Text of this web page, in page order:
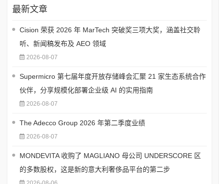
最新文章
Cision 荣获 2026 年 MarTech 突破奖三项大奖，涵盖社交聆
听、新闻稿发布及 AEO 领域
2026-08-07
Supermicro 第七届年度开放存储峰会汇聚 21 家生态系统合作
伙伴，分享规模化部署企业级 AI 的实用指南
2026-08-07
The Adecco Group 2026 年第二季度业绩
2026-08-07
MONDEVITA 收购了 MAGLIANO 母公司 UNDERSCORE 区
的多数股权，这是新的意大利奢侈品平台的第二步